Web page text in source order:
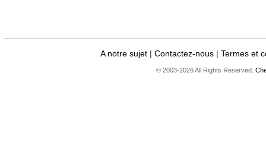
A notre sujet |Contactez-nous |Termes et
© 2003-2026 All Rights Reserved.